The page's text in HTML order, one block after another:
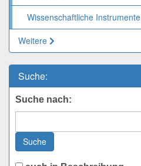
Wissenschaftliche Instrumente
Weitere
Suche:
Suche nach:
Suche